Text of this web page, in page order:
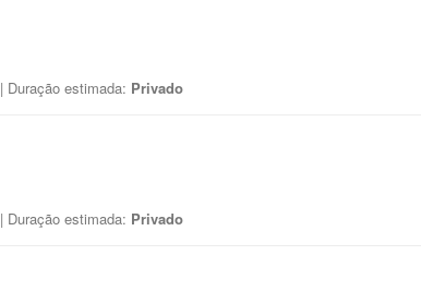
| Duração estimada: Privado
| Duração estimada: Privado